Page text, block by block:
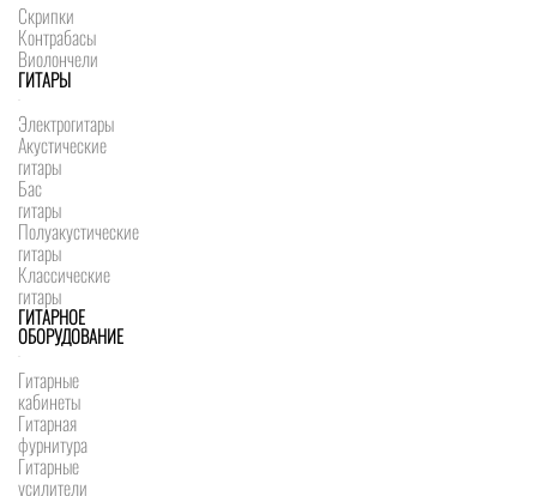
Скрипки
Контрабасы
Виолончели
ГИТАРЫ
Электрогитары
Акустические
гитары
Бас
гитары
Полуакустические
гитары
Классические
гитары
ГИТАРНОЕ
ОБОРУДОВАНИЕ
Гитарные
кабинеты
Гитарная
фурнитура
Гитарные
усилители